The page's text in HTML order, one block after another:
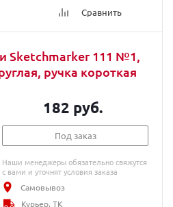
Сравнить
Sketchmarker 111 №1,
ручка короткая
182 руб.
Под заказ
Наши менеджеры обязательно свяжутся
с вами и уточнят условия заказа
Самовывоз
Курьер, ТК